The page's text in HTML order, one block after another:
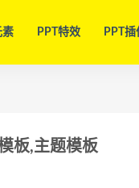
素 PPT特效 PPT插
板,主题模板